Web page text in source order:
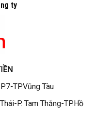
ty
TP.Vũng Tàu
P. Tam Thắng-TP.Hồ